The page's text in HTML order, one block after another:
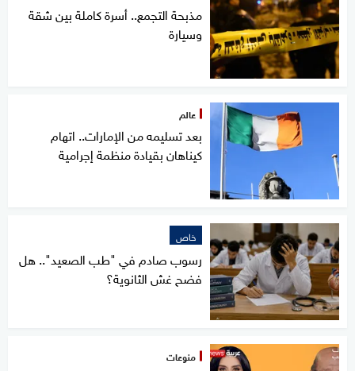
مذبحة التجمع.. أسرة كاملة بين شقة
وسيارة
عالم
بعد تسليمه من الإمارات.. اتهام
كيناهان بقيادة منظمة إجرامية
خاص
رسوب صادم في "طب الصعيد".. هل
فضح غش الثانوية؟
منوعات